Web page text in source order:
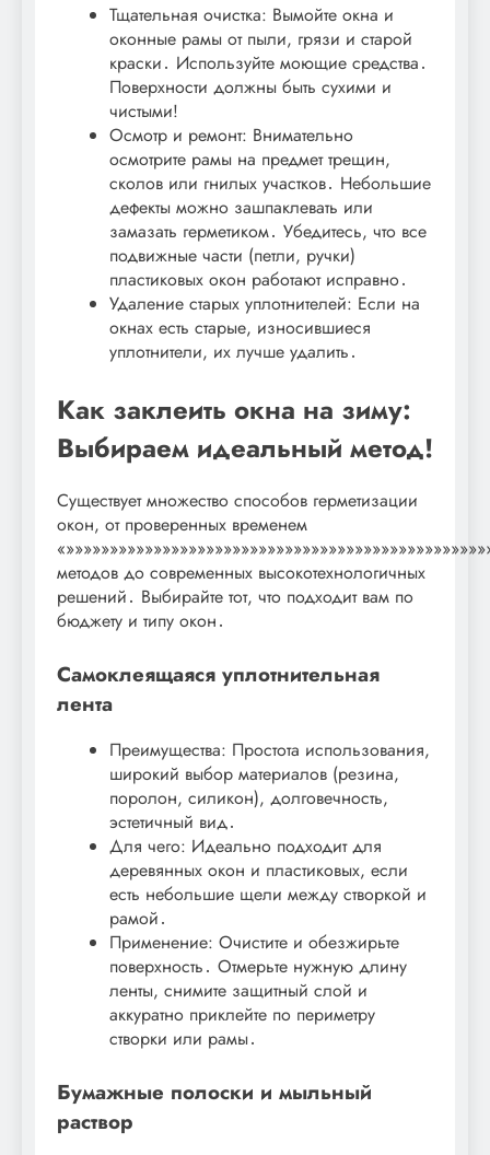
Тщательная очистка: Вымойте окна и
оконные рамы от пыли, грязи и старой
краски․ Используйте моющие средства․
Поверхности должны быть сухими и
чистыми!
Осмотр и ремонт: Внимательно
осмотрите рамы на предмет трещин,
сколов или гнилых участков․ Небольшие
дефекты можно зашпаклевать или
замазать герметиком․ Убедитесь, что все
подвижные части (петли, ручки)
пластиковых окон работают исправно․
Удаление старых уплотнителей: Если на
окнах есть старые, износившиеся
уплотнители, их лучше удалить․
Как заклеить окна на зиму:
Выбираем идеальный метод!
Существует множество способов герметизации
окон, от проверенных временем
методов до современных высокотехнологичных
решений․ Выбирайте тот, что подходит вам по
бюджету и типу окон․
Самоклеящаяся уплотнительная
лента
Преимущества: Простота использования,
широкий выбор материалов (резина,
поролон, силикон), долговечность,
эстетичный вид․
Для чего: Идеально подходит для
деревянных окон и пластиковых, если
есть небольшие щели между створкой и
рамой․
Применение: Очистите и обезжирьте
поверхность․ Отмерьте нужную длину
ленты, снимите защитный слой и
аккуратно приклейте по периметру
створки или рамы․
Бумажные полоски и мыльный
раствор